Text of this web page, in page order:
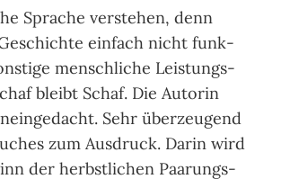
Spra­che ver­ste­hen, denn
ein­fach nicht funk­
mensch­liche Leis­tungs­
bleibt Schaf. Die Auto­rin
Sehr über­zeu­gend
zum Aus­druck. Darin wird
der herbst­li­chen Paarungs­